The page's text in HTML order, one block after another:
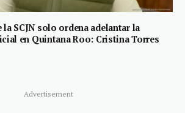
la SCJN solo ordena adelantar la
en Quintana Roo: Cristina Torres
Advertisement